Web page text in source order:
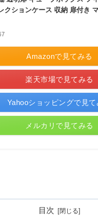
クションケース 収納 扉付き
Amazonで見てみる
楽天市場で見てみる
Yahooショッピングで見て
メルカリで見てみる
目次